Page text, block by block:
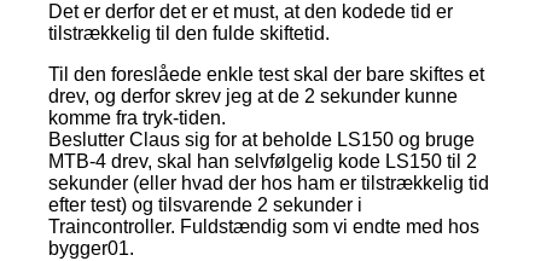
Det er derfor det er et must, at den kodede tid er
tilstrækkelig til den fulde skiftetid.
Til den foreslåede enkle test skal der bare skiftes et
drev, og derfor skrev jeg at de 2 sekunder kunne
komme fra tryk-tiden.
Beslutter Claus sig for at beholde LS150 og bruge
MTB-4 drev, skal han selvfølgelig kode LS150 til 2
sekunder (eller hvad der hos ham er tilstrækkelig tid
efter test) og tilsvarende 2 sekunder i
Traincontroller. Fuldstændig som vi endte med hos
bygger01.